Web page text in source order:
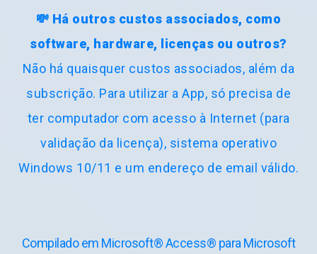
download.
💸 Há outros custos associados, como
software, hardware, licenças ou outros?
Não há quaisquer custos associados, além da
subscrição. Para utilizar a App, só precisa de
ter computador com acesso à Internet (para
validação da licença), sistema operativo
Windows 10/11 e um endereço de email válido.
Compilado em Microsoft® Access® para Microsoft